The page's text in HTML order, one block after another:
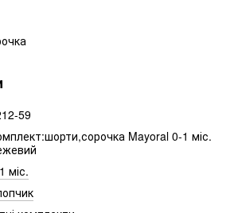
59
Mayoral 0-1 міс.
міс.